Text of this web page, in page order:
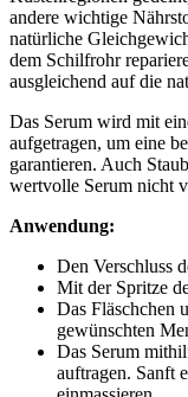
andere wichtige
natürliche
dem Schilfrohr
ausgleichend auf die
Das Serum wird mit
aufgetragen, um eine
garantieren. Auch
wertvolle Serum nicht
Anwendung:
Den Verschluss
Mit der Spritze
Das Fläschchen
gewünschten
Das Serum
auftragen. Sanft